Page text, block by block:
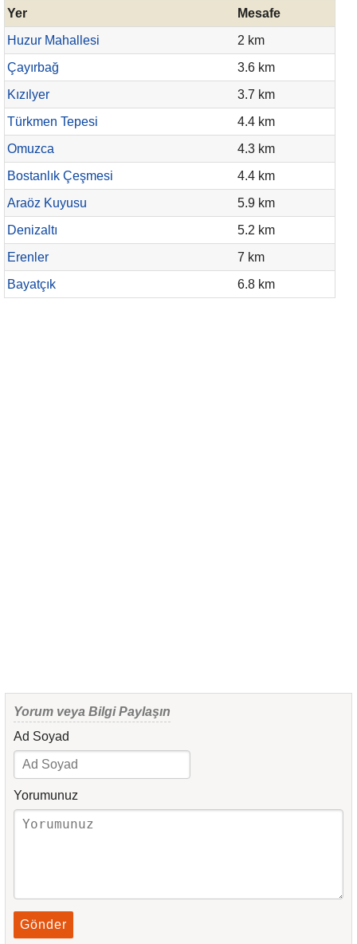
Yer
Mesafe
Huzur Mahallesi
2 km
Çayırbağ
3.6 km
Kızılyer
3.7 km
Türkmen Tepesi
4.4 km
Omuzca
4.3 km
Bostanlık Çeşmesi
4.4 km
Araöz Kuyusu
5.9 km
Denizaltı
5.2 km
Erenler
7 km
Bayatçık
6.8 km
Yorum veya Bilgi Paylaşın
Ad Soyad
Yorumunuz
Gönder